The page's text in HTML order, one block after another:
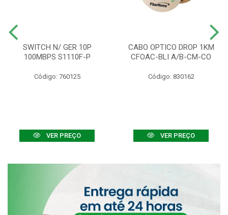
SWITCH N/ GER 10P
100MBPS S1110F-P
Código: 760125
VER PREÇO
CABO OPTICO DROP 1KM
CFOAC-BLI A/B-CM-CO
Código: 830162
VER PREÇO